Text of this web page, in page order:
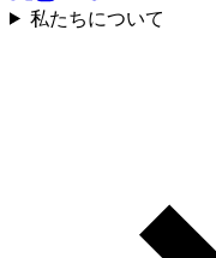
私たちについて